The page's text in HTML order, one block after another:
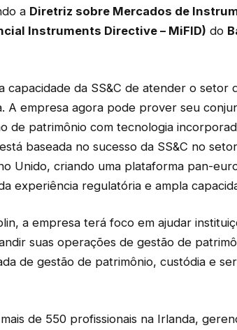
a Diretriz sobre Mercados de
Instruments Directive – MiFID) do
capacidade da SS&C de atender o setor
A empresa agora pode prover seu
de patrimônio com tecnologia
baseada no sucesso da SS&C no
Unido, criando uma plataforma pan-
experiência regulatória e ampla
a empresa terá foco em ajudar
suas operações de gestão de
de gestão de patrimônio, custódia e
de 550 profissionais na Irlanda,